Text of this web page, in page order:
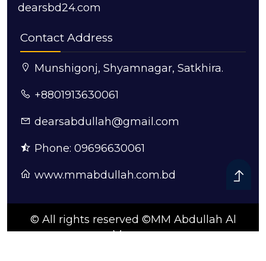
dearsbd24.com
Contact Address
Munshigonj, Shyamnagar, Satkhira.
+8801913630061
dearsabdullah@gmail.com
Phone: 09696630061
www.mmabdullah.com.bd
© All rights reserved ©MM Abdullah Al
Mamun